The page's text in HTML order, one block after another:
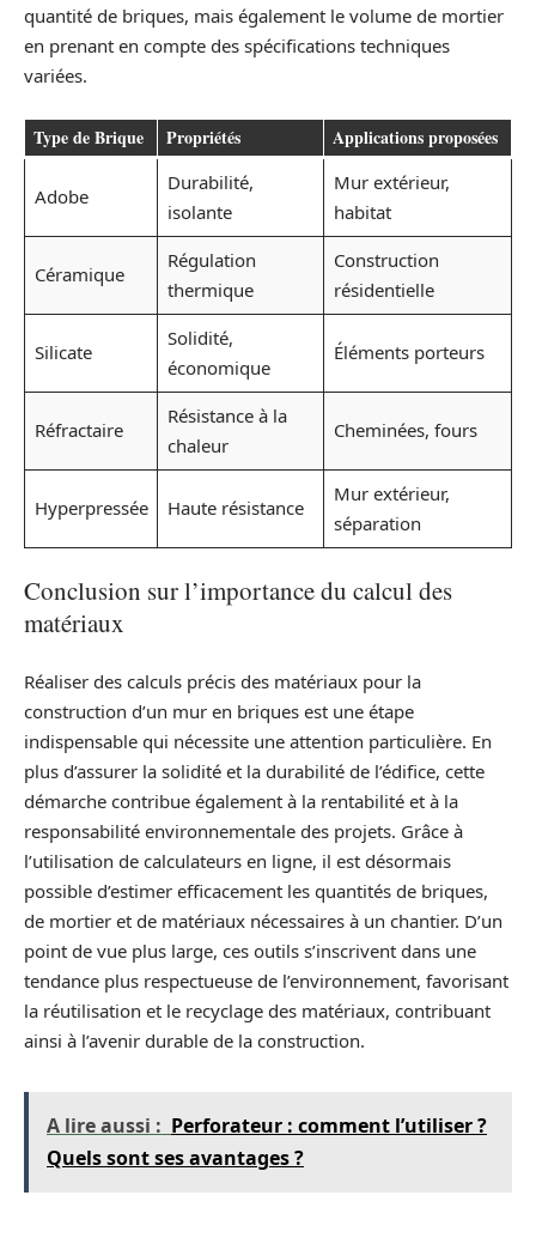
quantité de briques, mais également le volume de mortier
en prenant en compte des spécifications techniques
variées.
Type de Brique Propriétés Applications proposées
Adobe
Durabilité,
isolante
Mur extérieur,
habitat
Céramique
Régulation
thermique
Construction
résidentielle
Silicate
Solidité,
économique
Éléments porteurs
Réfractaire
Résistance à la
chaleur
Cheminées, fours
Hyperpressée Haute résistance
Mur extérieur,
séparation
Conclusion sur l’importance du calcul des
matériaux
Réaliser des calculs précis des matériaux pour la
construction d’un mur en briques est une étape
indispensable qui nécessite une attention particulière. En
plus d’assurer la solidité et la durabilité de l’édifice, cette
démarche contribue également à la rentabilité et à la
responsabilité environnementale des projets. Grâce à
l’utilisation de calculateurs en ligne, il est désormais
possible d’estimer efficacement les quantités de briques,
de mortier et de matériaux nécessaires à un chantier. D’un
point de vue plus large, ces outils s’inscrivent dans une
tendance plus respectueuse de l’environnement, favorisant
la réutilisation et le recyclage des matériaux, contribuant
ainsi à l’avenir durable de la construction.
A lire aussi : Perforateur : comment l’utiliser ?
Quels sont ses avantages ?